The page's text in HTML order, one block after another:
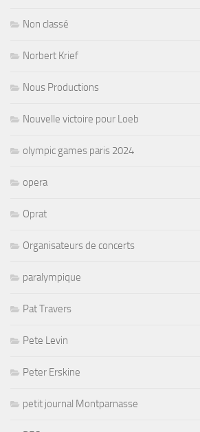
Non classé
Norbert Krief
Nous Productions
Nouvelle victoire pour Loeb
olympic games paris 2024
opera
Oprat
Organisateurs de concerts
paralympique
Pat Travers
Pete Levin
Peter Erskine
petit journal Montparnasse